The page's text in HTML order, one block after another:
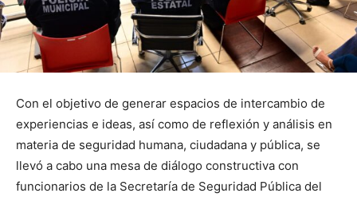
Con el objetivo de generar espacios de intercambio de
experiencias e ideas, así como de reflexión y análisis en
materia de seguridad humana, ciudadana y pública, se
llevó a cabo una mesa de diálogo constructiva con
funcionarios de la Secretaría de Seguridad Pública del